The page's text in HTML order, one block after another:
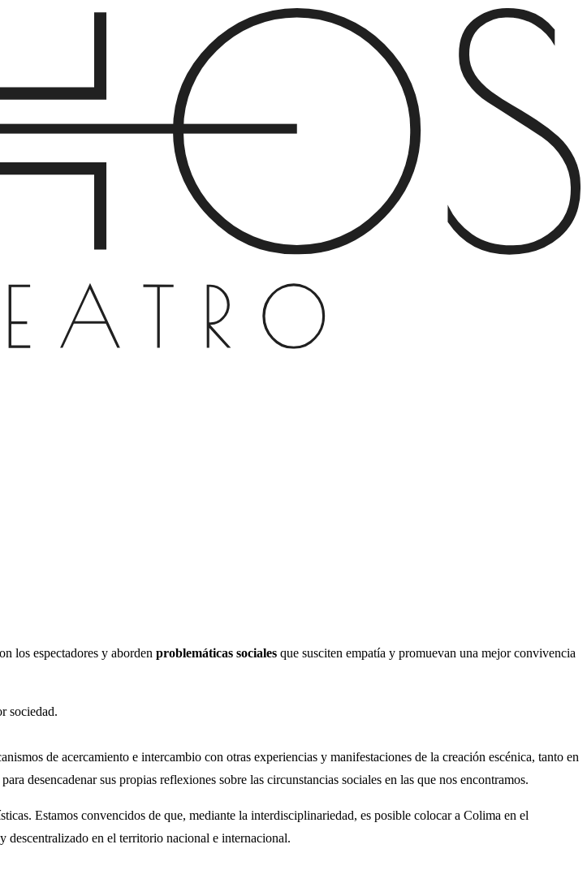
los espectadores y aborden problemáticas sociales que susciten empatía y promuevan una mejor convivencia
sociedad.
de acercamiento e intercambio con otras experiencias y manifestaciones de la creación escénica, tanto en
desencadenar sus propias reflexiones sobre las circunstancias sociales en las que nos encontramos.
Estamos convencidos de que, mediante la interdisciplinariedad, es posible colocar a Colima en el
descentralizado en el territorio nacional e internacional.